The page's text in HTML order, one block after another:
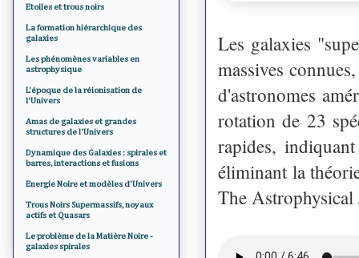
Les galaxies
massives
d'astronomes
rotation de 23
rapides,
éliminant la
The
Etoiles et trous noirs
La formation hiérarchique des
galaxies
Les phénomènes variables en
astrophysique
L'époque de la réionisation de
l'Univers
Amas de galaxies et grandes
structures de l'Univers
Dynamique des Galaxies : spirales et
barres, interactions et fusions
Energie Noire et modèles d'Univers
Trous Noirs Supermassifs, noyaux
actifs et Quasars
Le problème de la Matière Noire -
galaxies spirales